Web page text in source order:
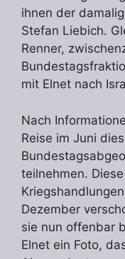
ihnen der
Stefan Liebich.
Renner,
mit Elnet nach
Nach
Reise im Juni
teilnehmen.
Dezember
sie nun offenbar
Elnet ein Foto,